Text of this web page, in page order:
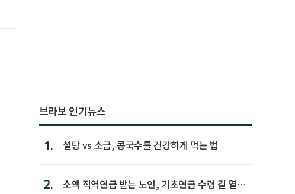
브라보 인기뉴스
1. 설탕 vs 소금, 콩국수를 건강하게 먹는 법
2.
소액 직역연금 받는 노인, 기초연금 수령 길 열린